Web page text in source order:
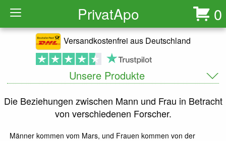
PrivatApo 0
Versandkostenfrei aus Deutschland
Unsere Produkte
Die Beziehungen zwischen Mann und Frau in Betracht
von verschiedenen Forscher.
Männer kommen vom Mars, und Frauen kommen von der